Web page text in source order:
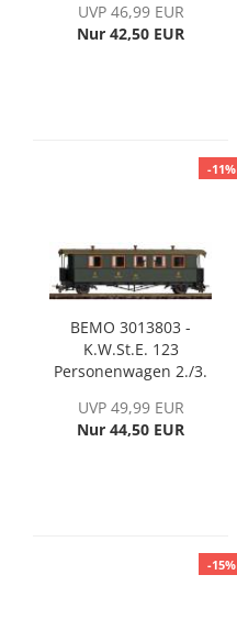
UVP 46,99 EUR
Nur 42,50 EUR
-11%
BEMO 3013803 -
K.W.St.E. 123
Personenwagen 2./3.
UVP 49,99 EUR
Nur 44,50 EUR
-15%